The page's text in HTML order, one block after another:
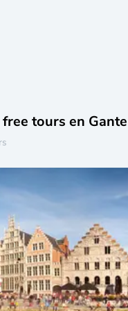
tours en Gante